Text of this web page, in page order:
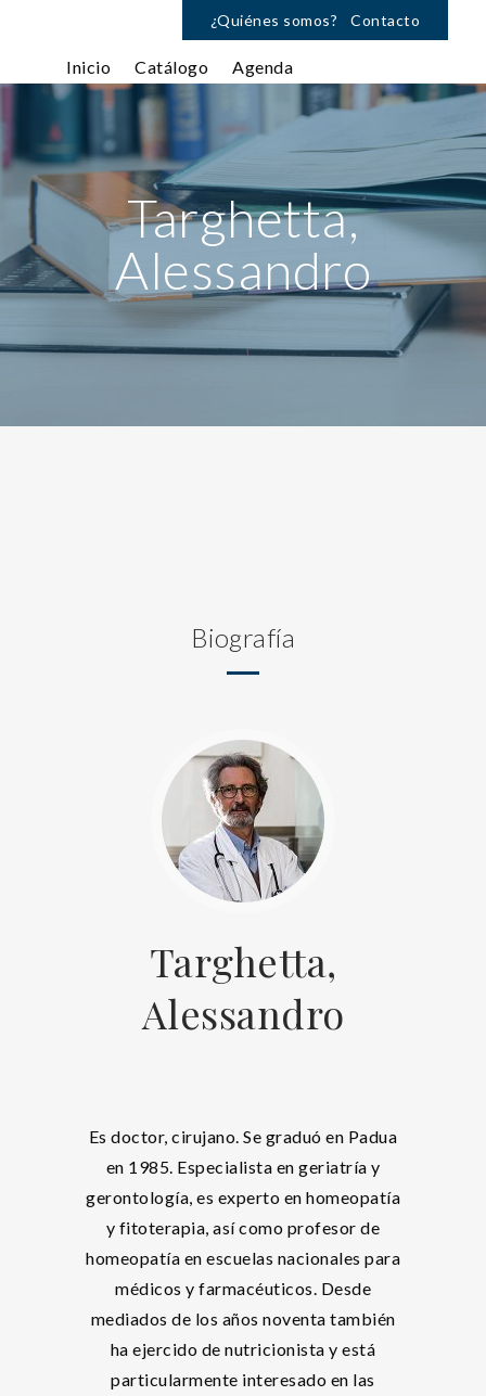
¿Quiénes somos? Contacto
Inicio Catálogo Agenda
Targhetta,
Alessandro
Biografía
Targhetta,
Alessandro
Es doctor, cirujano. Se graduó en Padua
en 1985. Especialista en geriatría y
gerontología, es experto en homeopatía
y fitoterapia, así como profesor de
homeopatía en escuelas nacionales para
médicos y farmacéuticos. Desde
mediados de los años noventa también
ha ejercido de nutricionista y está
particularmente interesado en las